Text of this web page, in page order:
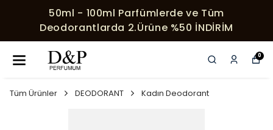
50ml - 100ml Parfümlerde ve Tüm
Deodorantlarda 2.Ürüne %50 İNDİRİM
0
Tüm Ürünler DEODORANT Kadın Deodorant